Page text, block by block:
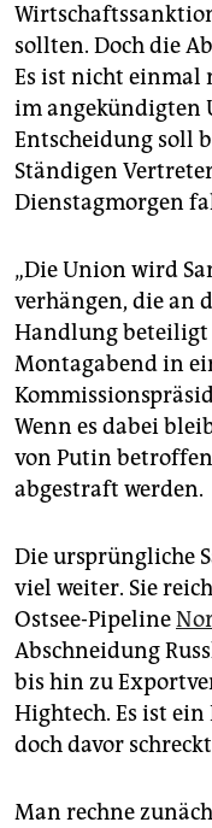
sollten. Doch die
Es ist nicht einmal
im angekündigten
Entscheidung soll
Ständigen
Dienstagmorgen
„Die Union wird
verhängen, die an
Handlung beteiligt
Montagabend in
Wenn es dabei
von Putin
abgestraft werden.
Die ursprüngliche
viel weiter. Sie
Ostsee-Pipeline
Abschneidung
bis hin zu
Hightech. Es ist
doch davor
Man rechne